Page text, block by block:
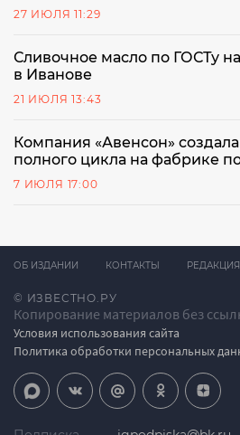
27 ИЮЛЯ 11:29
Сливочное масло по ГОСТу
в Иванове
21 ИЮЛЯ 13:43
Компания «Авенсон»
полного цикла на фабрике
7 ИЮЛЯ 17:00
© ИЗВЕСТНО.РУ
Копирование материалов без
Условия использования сайта
Политика обработки персональных
ОБ ИЗДАНИИ КОНТАКТЫ РЕДАКЦИЯ